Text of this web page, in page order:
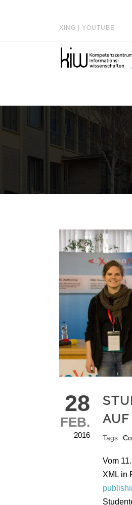
XING YOUTUBE
28
FEB.
2016 Tags
Vom
XML in